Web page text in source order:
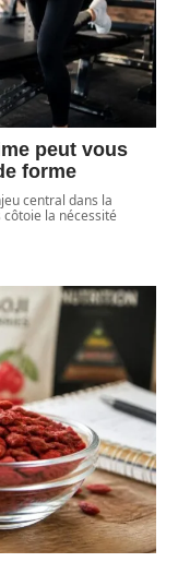
peut vous
forme
central dans la
la nécessité